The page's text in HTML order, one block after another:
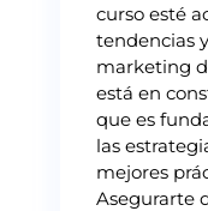
curso esté
tendencias
marketing
está en
que es
las
mejores
Asegurarte